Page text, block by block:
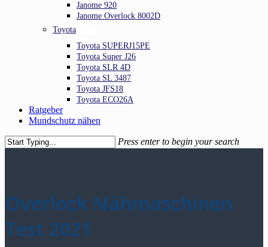
Janome 920
Janome Overlock 8002D
Toyota
Toyota SUPERJ15PE
Toyota Super J26
Toyota SLR 4D
Toyota SL 3487
Toyota JFS18
Toyota ECO26A
Ratgeber
Mundschutz nähen
Press enter to begin your search
Overlock Nähmaschinen
Test 2021